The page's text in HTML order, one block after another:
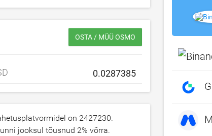
OSTA / MÜÜ OSMO
on 2427230.
jooksul tõusnud 2% võrra.